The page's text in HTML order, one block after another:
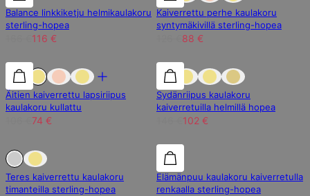
Balance linkkiketju helmikaulakoru
sterling-hopea
116 €
Kaiverrettu perhe kaulakoru
syntymäkivillä sterling-hopea
88 €
30% alennus 30% alennus
Äitien kaiverrettu lapsiriipus
kaulakoru kullattu
74 €
30% alennus
Sydänriipus kaulakoru
kaiverretuilla helmillä hopea
102 €
Loppu Varastosta Loppu Varastosta
Teres kaiverrettu kaulakoru
timanteilla sterling-hopea
30% alennus
Elämänpuu kaulakoru kaiverretulla
renkaalla sterling-hopea